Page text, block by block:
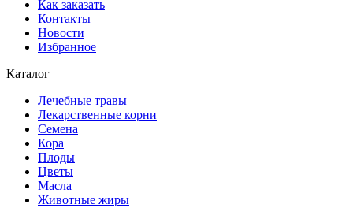
Как заказать
Контакты
Новости
Избранное
Каталог
Лечебные травы
Лекарственные корни
Семена
Кора
Плоды
Цветы
Масла
Животные жиры